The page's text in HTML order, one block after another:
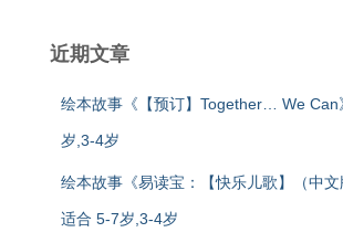
近期文章
绘本故事《【预订】Together… We Can
岁,3-4岁
绘本故事《易读宝：【快乐儿歌】（中
适合 5-7岁,3-4岁